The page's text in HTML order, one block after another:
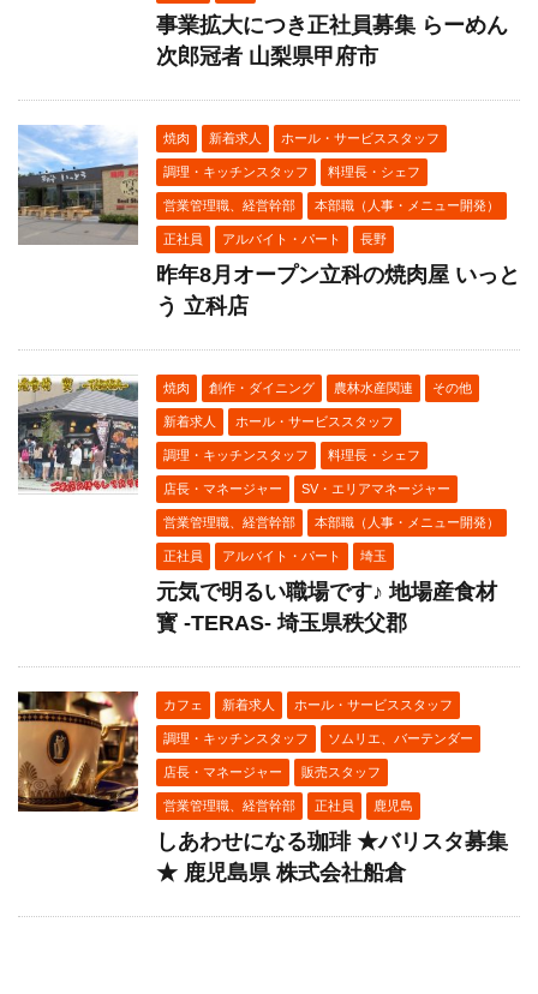
事業拡大につき正社員募集 らーめん
次郎冠者 山梨県甲府市
焼肉 新着求人 ホール・サービススタッフ
調理・キッチンスタッフ 料理長・シェフ
営業管理職、経営幹部 本部職（人事・メニュー開発）
正社員 アルバイト・パート 長野
昨年8月オープン立科の焼肉屋 いっと
う 立科店
焼肉 創作・ダイニング 農林水産関連 その他
新着求人 ホール・サービススタッフ
調理・キッチンスタッフ 料理長・シェフ
店長・マネージャー SV・エリアマネージャー
営業管理職、経営幹部 本部職（人事・メニュー開発）
正社員 アルバイト・パート 埼玉
元気で明るい職場です♪ 地場産食材
寳 ‐TERAS‐ 埼玉県秩父郡
カフェ 新着求人 ホール・サービススタッフ
調理・キッチンスタッフ ソムリエ、バーテンダー
店長・マネージャー 販売スタッフ
営業管理職、経営幹部 正社員 鹿児島
しあわせになる珈琲 ★バリスタ募集
★ 鹿児島県 株式会社船倉